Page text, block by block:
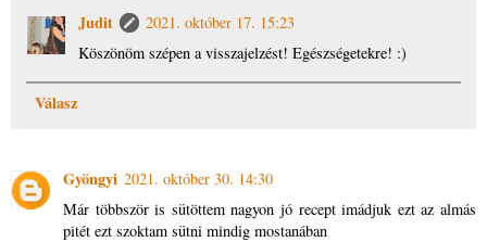
Judit
2021. október 17. 15:23
Köszönöm szépen a visszajelzést! Egészségetekre! :)
Válasz
Gyöngyi 2021. október 30. 14:30
Már többször is sütöttem nagyon jó recept imádjuk ezt az almás
pitét ezt szoktam sütni mindig mostanában